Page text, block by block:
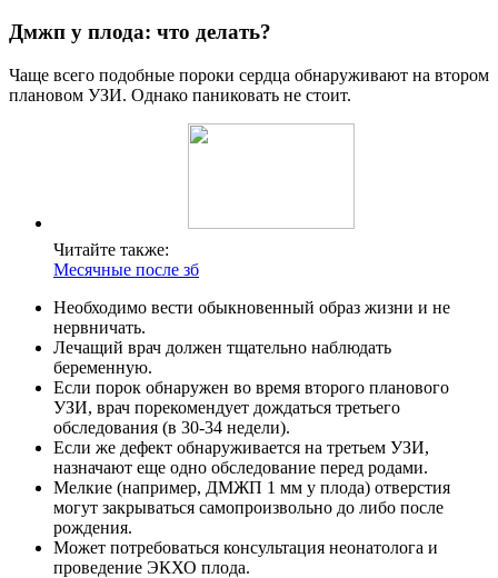
Дмжп у плода: что делать?
Чаще всего подобные пороки сердца обнаруживают на втором
плановом УЗИ. Однако паниковать не стоит.
Читайте также:
Месячные после зб
Необходимо вести обыкновенный образ жизни и не
нервничать.
Лечащий врач должен тщательно наблюдать
беременную.
Если порок обнаружен во время второго планового
УЗИ, врач порекомендует дождаться третьего
обследования (в 30-34 недели).
Если же дефект обнаруживается на третьем УЗИ,
назначают еще одно обследование перед родами.
Мелкие (например, ДМЖП 1 мм у плода) отверстия
могут закрываться самопроизвольно до либо после
рождения.
Может потребоваться консультация неонатолога и
проведение ЭКХО плода.